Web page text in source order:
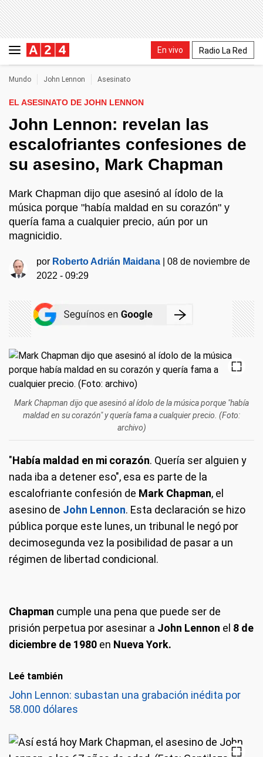
En vivo Radio La Red
Mundo John Lennon Asesinato
EL ASESINATO DE JOHN LENNON
John Lennon: revelan las
escalofriantes confesiones de
su asesino, Mark Chapman
Mark Chapman dijo que asesinó al ídolo de la
música porque "había maldad en su corazón" y
quería fama a cualquier precio, aún por un
magnicidio.
por Roberto Adrián Maidana |08 de noviembre de
2022 - 09:29
Mark Chapman dijo que asesinó al ídolo de la música porque "había
maldad en su corazón" y quería fama a cualquier precio. (Foto:
archivo)
"Había maldad en mi corazón. Quería ser alguien y
nada iba a detener eso", esa es parte de la
escalofriante confesión de Mark Chapman, el
asesino de John Lennon. Esta declaración se hizo
pública porque este lunes, un tribunal le negó por
decimosegunda vez la posibilidad de pasar a un
régimen de libertad condicional.
Chapman cumple una pena que puede ser de
prisión perpetua por asesinar a John Lennon el 8 de
diciembre de 1980 en Nueva York.
Leé también
John Lennon: subastan una grabación inédita por
58.000 dólares